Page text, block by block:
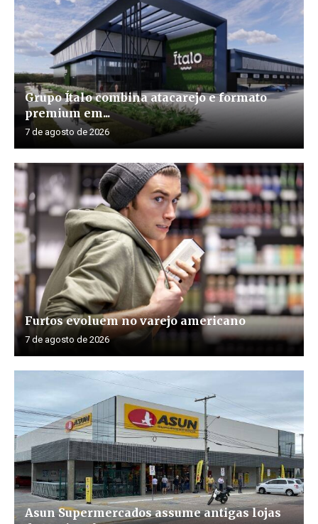
Grupo Ítalo combina atacarejo e formato
premium em...
7 de agosto de 2026
Furtos evoluem no varejo americano
7 de agosto de 2026
Asun Supermercados assume antigas lojas